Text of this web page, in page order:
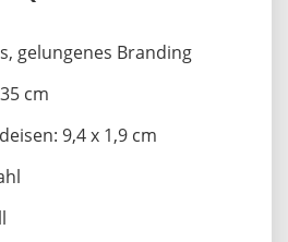
gelungenes Branding
cm
9,4 x 1,9 cm